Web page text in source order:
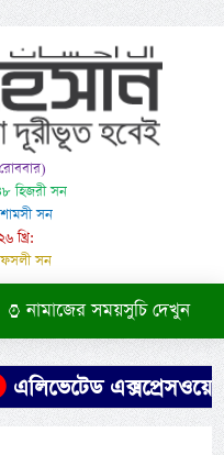
হিজরী সন
সন
খ্রি:
সন
নামাজের সময়সুচি দেখুন
এলিভেটেড